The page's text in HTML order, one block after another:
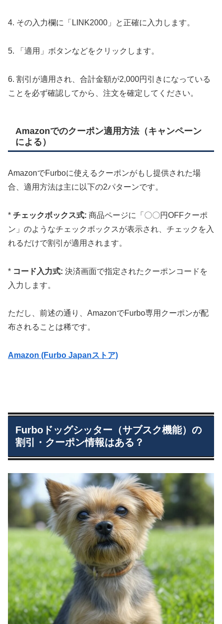
4. その入力欄に「LINK2000」と正確に入力します。
5. 「適用」ボタンなどをクリックします。
6. 割引が適用され、合計金額が2,000円引きになっている
ことを必ず確認してから、注文を確定してください。
Amazonでのクーポン適用方法（キャンペーン
による）
AmazonでFurboに使えるクーポンがもし提供された場
合、適用方法は主に以下の2パターンです。
* チェックボックス式: 商品ページに「〇〇円OFFクーポ
ン」のようなチェックボックスが表示され、チェックを入
れるだけで割引が適用されます。
* コード入力式: 決済画面で指定されたクーポンコードを
入力します。
ただし、前述の通り、AmazonでFurbo専用クーポンが配
布されることは稀です。
Amazon (Furbo Japanストア)
Furboドッグシッター（サブスク機能）の
割引・クーポン情報はある？